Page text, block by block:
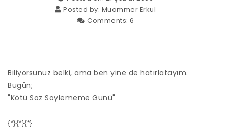
Posted by: Muammer Erkul
Comments: 6
Biliyorsunuz belki, ama ben yine de hatırlatayım.
Bugün;
"Kötü Söz Söylememe Günü"
{*}{*}{*}